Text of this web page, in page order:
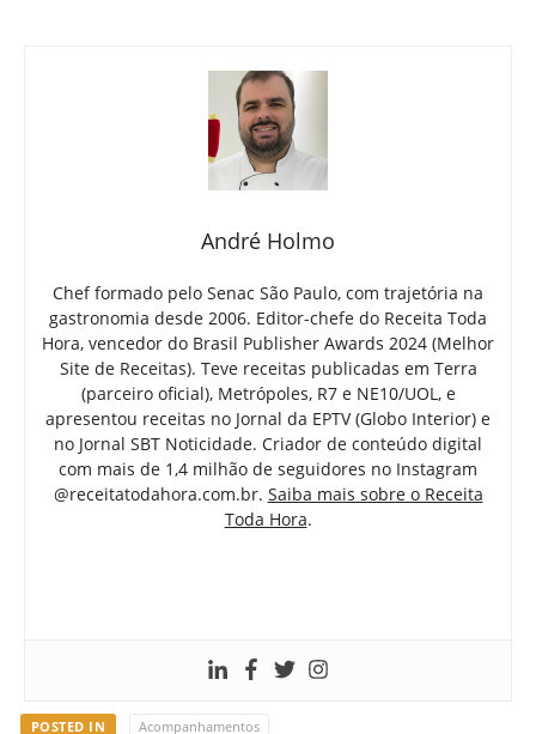
André Holmo
Chef formado pelo Senac São Paulo, com trajetória na
gastronomia desde 2006. Editor-chefe do Receita Toda
Hora, vencedor do Brasil Publisher Awards 2024 (Melhor
Site de Receitas). Teve receitas publicadas em Terra
(parceiro oficial), Metrópoles, R7 e NE10/UOL, e
apresentou receitas no Jornal da EPTV (Globo Interior) e
no Jornal SBT Noticidade. Criador de conteúdo digital
com mais de 1,4 milhão de seguidores no Instagram
@receitatodahora.com.br. Saiba mais sobre o Receita
Toda Hora.
POSTED IN Acompanhamentos